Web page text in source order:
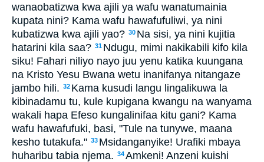
wanaobatizwa kwa ajili ya wafu wanatumainia
kupata nini? Kama wafu hawafufuliwi, ya nini
kubatizwa kwa ajili yao? 30 Na sisi, ya nini kujitia
hatarini kila saa? 31 Ndugu, mimi nakikabili kifo kila
siku! Fahari niliyo nayo juu yenu katika kuungana
na Kristo Yesu Bwana wetu inanifanya nitangaze
jambo hili. 32 Kama kusudi langu lingalikuwa la
kibinadamu tu, kule kupigana kwangu na wanyama
wakali hapa Efeso kungalinifaa kitu gani? Kama
wafu hawafufuki, basi, "Tule na tunywe, maana
kesho tutakufa." 33 Msidanganyike! Urafiki mbaya
huharibu tabia njema. 34Amkeni! Anzeni kuishi